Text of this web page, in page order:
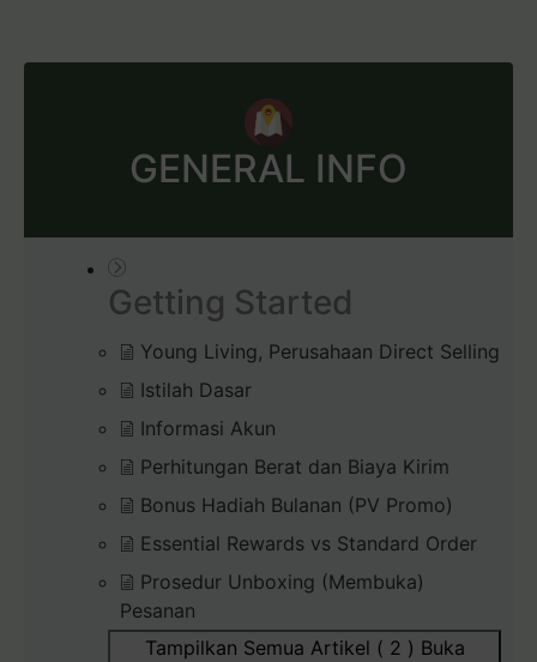
GENERAL INFO
Getting Started
Young Living, Perusahaan Direct Selling
Istilah Dasar
Informasi Akun
Perhitungan Berat dan Biaya Kirim
Bonus Hadiah Bulanan (PV Promo)
Essential Rewards vs Standard Order
Prosedur Unboxing (Membuka)
Pesanan
Tampilkan Semua Artikel ( 2 ) Buka